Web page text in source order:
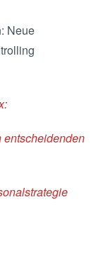
Neue
entscheidenden